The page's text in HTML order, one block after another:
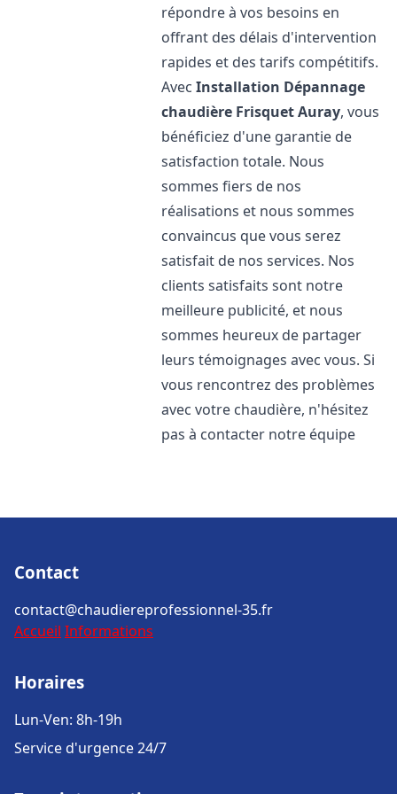
répondre à vos besoins en
offrant des délais d'intervention
rapides et des tarifs compétitifs.
AvecInstallation Dépannage
chaudière FrisquetAuray, vous
bénéficiez d'une garantie de
satisfaction totale. Nous
sommes fiers de nos
réalisations et nous sommes
convaincus que vous serez
satisfait de nos services. Nos
clients satisfaits sont notre
meilleure publicité, et nous
sommes heureux de partager
leurs témoignages avec vous. Si
vous rencontrez des problèmes
avec votre chaudière, n'hésitez
pas à contacter notre équipe
Contact
contact@chaudiereprofessionnel-35.fr
Accueil Informations
Horaires
Lun-Ven: 8h-19h
Service d'urgence 24/7